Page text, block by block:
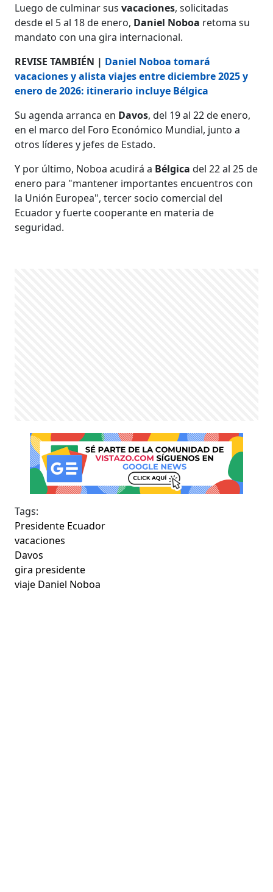
Luego de culminar susvacaciones, solicitadas
desde el 5 al 18 de enero, Daniel Noboa retoma su
mandato con una gira internacional.
REVISE TAMBIÉN | Daniel Noboa tomará
vacaciones y alista viajes entre diciembre 2025 y
enero de 2026: itinerario incluye Bélgica
Su agenda arranca en Davos, del 19 al 22 de enero,
en el marco del Foro Económico Mundial, junto a
otros líderes y jefes de Estado.
Y por último, Noboa acudirá a Bélgica del 22 al 25 de
enero para "mantener importantes encuentros con
la Unión Europea", tercer socio comercial del
Ecuador y fuerte cooperante en materia de
seguridad.
Tags:
Presidente Ecuador
vacaciones
Davos
gira presidente
viaje Daniel Noboa